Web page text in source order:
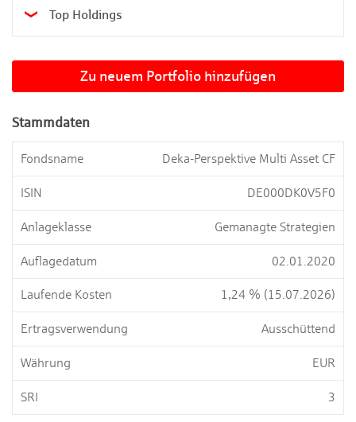
 Top Holdings
Zu neuem Portfolio hinzufügen
Stammdaten
Fondsname Deka-Perspektive Multi Asset CF
ISIN DE000DK0V5F0
Anlageklasse Gemanagte Strategien
Auflagedatum 02.01.2020
Laufende Kosten 1,24 % (15.07.2026)
Ertragsverwendung Ausschüttend
Währung EUR
SRI 3